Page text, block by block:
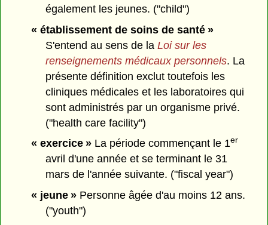
également les jeunes. ("child")
« établissement de soins de santé »
S'entend au sens de laLoi sur les
renseignements médicaux personnels. La
présente définition exclut toutefois les
cliniques médicales et les laboratoires qui
sont administrés par un organisme privé.
("health care facility")
« exercice »La période commençant le 1er
avril d'une année et se terminant le 31
mars de l'année suivante. ("fiscal year")
« jeune » Personne âgée d'au moins 12 ans.
("youth")